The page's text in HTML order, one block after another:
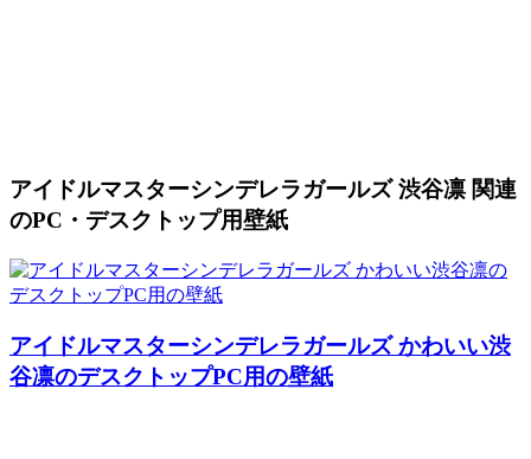
アイドルマスターシンデレラガールズ 渋谷凛 関連
のPC・デスクトップ用壁紙
アイドルマスターシンデレラガールズ かわいい渋
谷凛のデスクトップPC用の壁紙